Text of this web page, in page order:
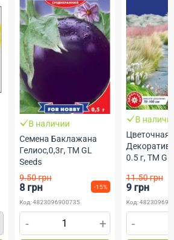
В наличии
Семена Баклажана
Гелиос,0,3г, ТМ GL
Seeds
9.50 грн
8 грн -15%
Код: 4823096900735
- +
В
Цветочная
0.5 г, ТМ GL
11.50 грн
9 грн
Код:
-